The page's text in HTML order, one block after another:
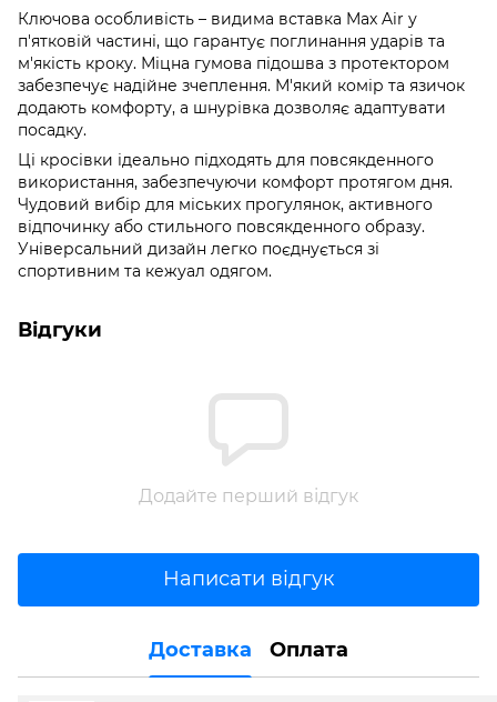
Ключова особливість – видима вставка Max Air у
п'ятковій частині, що гарантує поглинання ударів та
м'якість кроку. Міцна гумова підошва з протектором
забезпечує надійне зчеплення. М'який комір та язичок
додають комфорту, а шнурівка дозволяє адаптувати
посадку.
Ці кросівки ідеально підходять для повсякденного
використання, забезпечуючи комфорт протягом дня.
Чудовий вибір для міських прогулянок, активного
відпочинку або стильного повсякденного образу.
Універсальний дизайн легко поєднується зі
спортивним та кежуал одягом.
Відгуки
Додайте перший відгук
Написати відгук
Доставка Оплата